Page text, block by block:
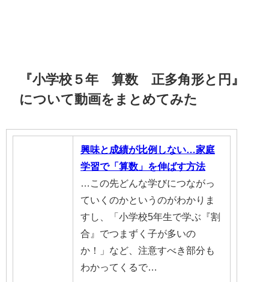
『小学校５年 算数 正多角形と円』
について動画をまとめてみた
興味と成績が比例しない…家庭
学習で「算数」を伸ばす方法
…この先どんな学びにつながっ
ていくのかというのがわかりま
すし、「小学校5年生で学ぶ『割
合』でつまずく子が多いの
か！」など、注意すべき部分も
わかってくるで…